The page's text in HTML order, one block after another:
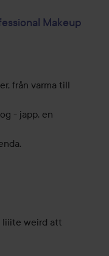
Makeup
från varma till
- japp, en
liiite weird att